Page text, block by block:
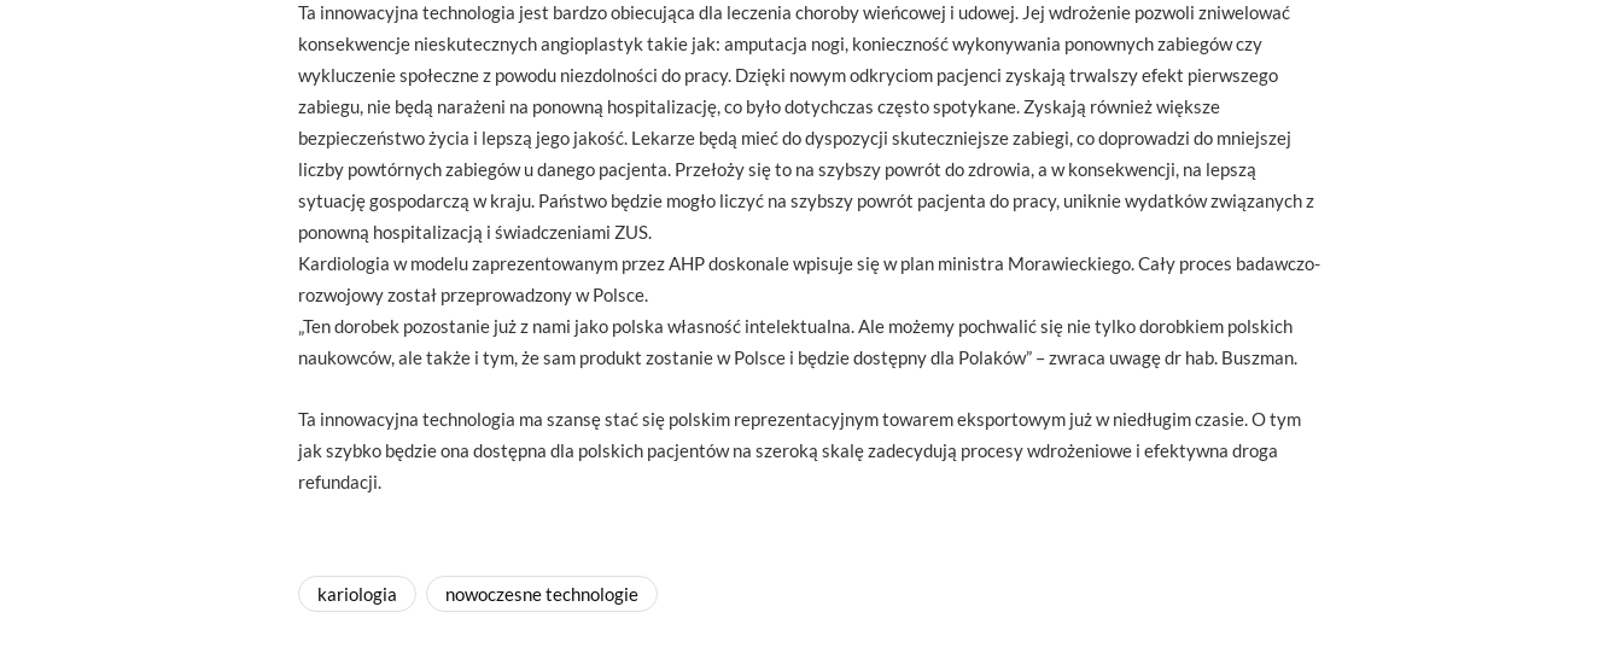
Ta innowacyjna technologia jest bardzo obiecująca dla leczenia choroby wieńcowej i udowej. Jej wdrożenie pozwoli zniwelować
konsekwencje nieskutecznych angioplastyk takie jak: amputacja nogi, konieczność wykonywania ponownych zabiegów czy
wykluczenie społeczne z powodu niezdolności do pracy. Dzięki nowym odkryciom pacjenci zyskają trwalszy efekt pierwszego
zabiegu, nie będą narażeni na ponowną hospitalizację, co było dotychczas często spotykane. Zyskają również większe
bezpieczeństwo życia i lepszą jego jakość. Lekarze będą mieć do dyspozycji skuteczniejsze zabiegi, co doprowadzi do mniejszej
liczby powtórnych zabiegów u danego pacjenta. Przełoży się to na szybszy powrót do zdrowia, a w konsekwencji, na lepszą
sytuację gospodarczą w kraju. Państwo będzie mogło liczyć na szybszy powrót pacjenta do pracy, uniknie wydatków związanych z
ponowną hospitalizacją i świadczeniami ZUS.
Kardiologia w modelu zaprezentowanym przez AHP doskonale wpisuje się w plan ministra Morawieckiego. Cały proces badawczo-
rozwojowy został przeprowadzony w Polsce.
„Ten dorobek pozostanie już z nami jako polska własność intelektualna. Ale możemy pochwalić się nie tylko dorobkiem polskich
naukowców, ale także i tym, że sam produkt zostanie w Polsce i będzie dostępny dla Polaków” – zwraca uwagę dr hab. Buszman.
Ta innowacyjna technologia ma szansę stać się polskim reprezentacyjnym towarem eksportowym już w niedługim czasie. O tym
jak szybko będzie ona dostępna dla polskich pacjentów na szeroką skalę zadecydują procesy wdrożeniowe i efektywna droga
refundacji.
kariologia nowoczesne technologie